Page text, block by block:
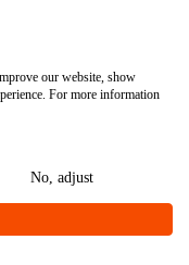
T 2014-2017
heden
heden
our website, show
For more information
No, adjust